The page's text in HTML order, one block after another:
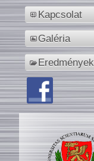
Kapcsolat
Galéria
Eredmények